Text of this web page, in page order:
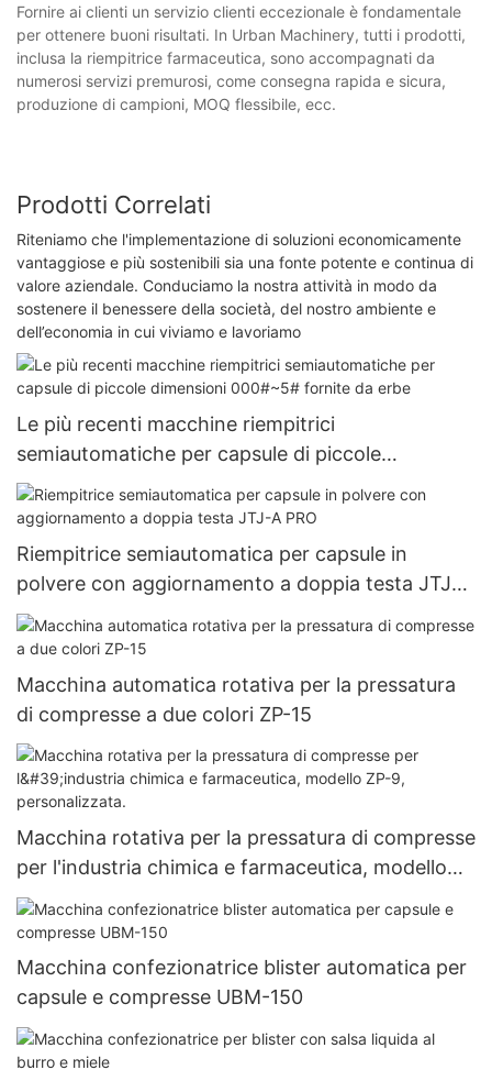
Fornire ai clienti un servizio clienti eccezionale è fondamentale
per ottenere buoni risultati. In Urban Machinery, tutti i prodotti,
inclusa la riempitrice farmaceutica, sono accompagnati da
numerosi servizi premurosi, come consegna rapida e sicura,
produzione di campioni, MOQ flessibile, ecc.
Prodotti Correlati
Riteniamo che l'implementazione di soluzioni economicamente
vantaggiose e più sostenibili sia una fonte potente e continua di
valore aziendale. Conduciamo la nostra attività in modo da
sostenere il benessere della società, del nostro ambiente e
dell’economia in cui viviamo e lavoriamo
Le più recenti macchine riempitrici
semiautomatiche per capsule di piccole
dimensioni 000#~5# fornite da erbe
Riempitrice semiautomatica per capsule in
polvere con aggiornamento a doppia testa JTJ-A
PRO
Macchina automatica rotativa per la pressatura
di compresse a due colori ZP-15
Macchina rotativa per la pressatura di compresse
per l'industria chimica e farmaceutica, modello
ZP-9, personalizzata.
Macchina confezionatrice blister automatica per
capsule e compresse UBM-150